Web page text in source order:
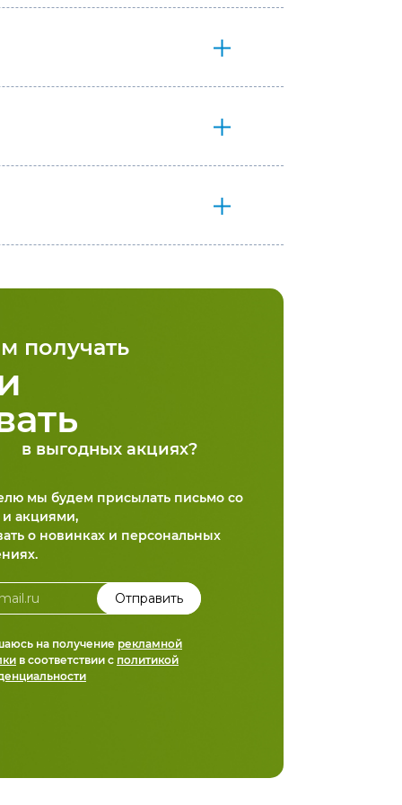
получать
в выгодных акциях?
мы будем присылать письмо со
акциями,
о новинках и персональных
на получение рекламной
в соответствии с политикой